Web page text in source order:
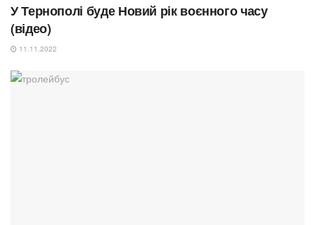
У Тернополі буде Новий рік воєнного часу
(відео)
11.11.2022